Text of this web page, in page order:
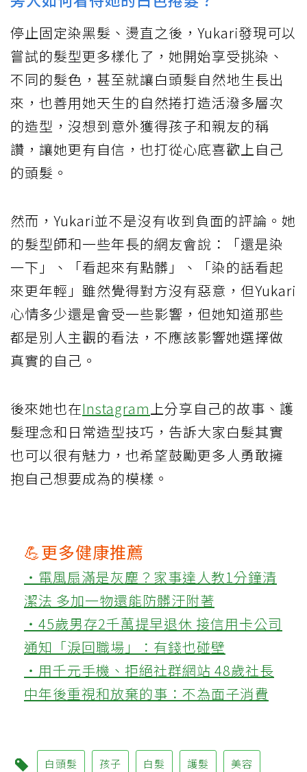
停止固定染黑髮、燙直之後，Yukari發現可以
嘗試的髮型更多樣化了，她開始享受挑染、
不同的髮色，甚至就讓白頭髮自然地生長出
來，也善用她天生的自然捲打造活潑多層次
的造型，沒想到意外獲得孩子和親友的稱
讚，讓她更有自信，也打從心底喜歡上自己
的頭髮。
然而，Yukari並不是沒有收到負面的評論。她
的髮型師和一些年長的網友會說：「還是染
一下」、「看起來有點髒」、「染的話看起
來更年輕」雖然覺得對方沒有惡意，但Yukari
心情多少還是會受一些影響，但她知道那些
都是別人主觀的看法，不應該影響她選擇做
真實的自己。
後來她也在Instagram 上分享自己的故事、護
髮理念和日常造型技巧，告訴大家白髮其實
也可以很有魅力，也希望鼓勵更多人勇敢擁
抱自己想要成為的模樣。
💪更多健康推薦
‧電風扇滿是灰塵？家事達人教1分鐘清
潔法 多加一物還能防髒汙附著
‧45歲男存2千萬提早退休 接信用卡公司
通知「淚回職場」：有錢也碰壁
‧用千元手機、拒絕社群網站 48歲社長
中年後重視和放棄的事：不為面子消費
白頭髮 孩子 白髮 護髮 美容